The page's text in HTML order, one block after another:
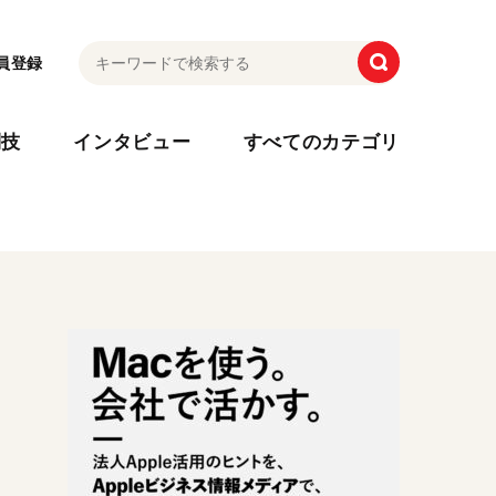
登録
インタビュー すべてのカテゴリ